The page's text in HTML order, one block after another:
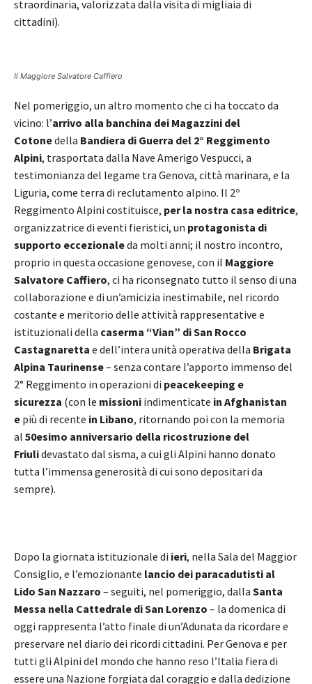
straordinaria, valorizzata dalla visita di migliaia di
cittadini).
Il Maggiore Salvatore Caffiero
Nel pomeriggio, un altro momento che ci ha toccato da
vicino: l’arrivo alla banchina dei Magazzini del
Cotonedella Bandiera di Guerra del 2° Reggimento
Alpini, trasportata dalla Nave Amerigo Vespucci, a
testimonianza del legame tra Genova, città marinara, e la
Liguria, come terra di reclutamento alpino. Il 2º
Reggimento Alpini costituisce, per la nostra casa editrice,
organizzatrice di eventi fieristici, un protagonista di
supporto eccezionaleda molti anni; il nostro incontro,
proprio in questa occasione genovese, con il Maggiore
Salvatore Caffiero, ci ha riconsegnato tutto il senso di una
collaborazione e di un’amicizia inestimabile, nel ricordo
costante e meritorio delle attività rappresentative e
istituzionali della caserma “Vian” di San Rocco
Castagnaretta e dell’intera unità operativa della Brigata
Alpina Taurinense– senza contare l’apporto immenso del
2° Reggimento in operazioni di peacekeeping e
sicurezza (con le missioni indimenticate in Afghanistan
e più di recente in Libano, ritornando poi con la memoria
al 50esimo anniversario della ricostruzione del
Friulidevastato dal sisma, a cui gli Alpini hanno donato
tutta l’immensa generosità di cui sono depositari da
sempre).
Dopo la giornata istituzionale di ieri, nella Sala del Maggior
Consiglio, e l’emozionante lancio dei paracadutisti al
Lido San Nazzaro – seguiti, nel pomeriggio, dalla Santa
Messa nella Cattedrale di San Lorenzo – la domenica di
oggi rappresenta l’atto finale di un’Adunata da ricordare e
preservare nel diario dei ricordi cittadini. Per Genova e per
tutti gli Alpini del mondo che hanno reso l’Italia fiera di
essere una Nazione forgiata dal coraggio e dalla dedizione